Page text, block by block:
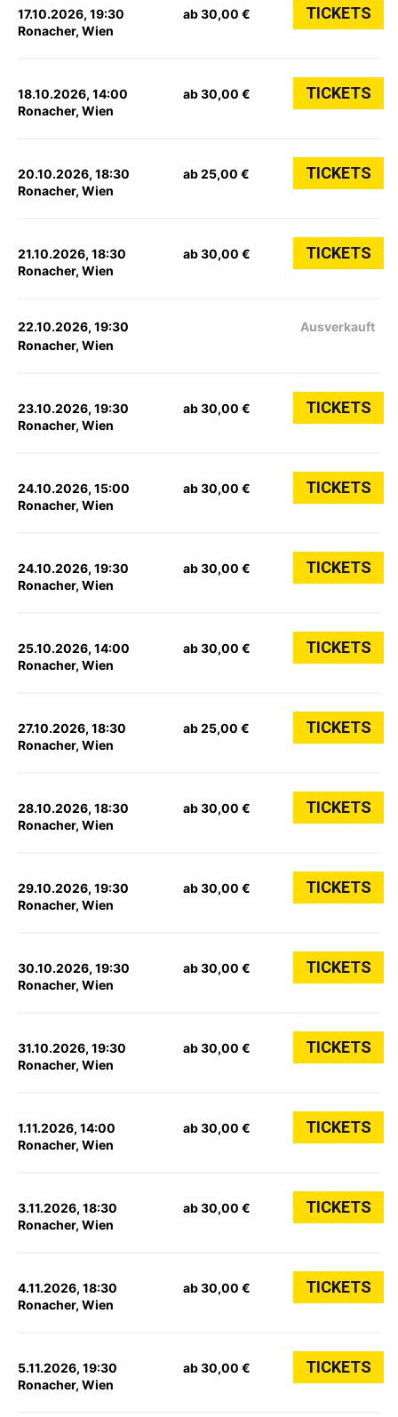
17.10.2026, 19:30
Ronacher, Wien
ab 30,00 € TICKETS
18.10.2026, 14:00
Ronacher, Wien
ab 30,00 € TICKETS
20.10.2026, 18:30
Ronacher, Wien
ab 25,00 € TICKETS
21.10.2026, 18:30
Ronacher, Wien
ab 30,00 € TICKETS
22.10.2026, 19:30
Ronacher, Wien
Ausverkauft
23.10.2026, 19:30
Ronacher, Wien
ab 30,00 € TICKETS
24.10.2026, 15:00
Ronacher, Wien
ab 30,00 € TICKETS
24.10.2026, 19:30
Ronacher, Wien
ab 30,00 € TICKETS
25.10.2026, 14:00
Ronacher, Wien
ab 30,00 € TICKETS
27.10.2026, 18:30
Ronacher, Wien
ab 25,00 € TICKETS
28.10.2026, 18:30
Ronacher, Wien
ab 30,00 € TICKETS
29.10.2026, 19:30
Ronacher, Wien
ab 30,00 € TICKETS
30.10.2026, 19:30
Ronacher, Wien
ab 30,00 € TICKETS
31.10.2026, 19:30
Ronacher, Wien
ab 30,00 € TICKETS
1.11.2026, 14:00
Ronacher, Wien
ab 30,00 € TICKETS
3.11.2026, 18:30
Ronacher, Wien
ab 30,00 € TICKETS
4.11.2026, 18:30
Ronacher, Wien
ab 30,00 € TICKETS
5.11.2026, 19:30
Ronacher, Wien
ab 30,00 € TICKETS